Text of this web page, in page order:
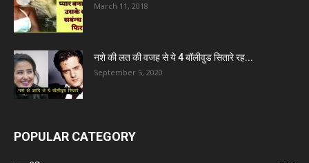
March 11, 2018
नशे की लत की वजह से ये 4 बॉलीवुड सितारे रह...
September 5, 2020
POPULAR CATEGORY